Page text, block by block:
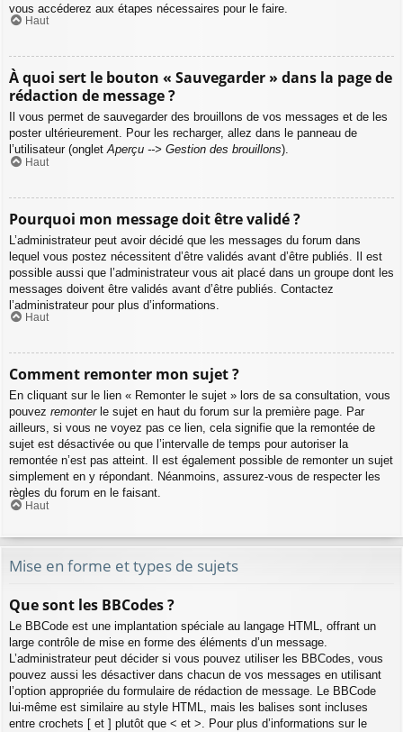
vous accéderez aux étapes nécessaires pour le faire.
Haut
À quoi sert le bouton « Sauvegarder » dans la page de
rédaction de message ?
Il vous permet de sauvegarder des brouillons de vos messages et de les
poster ultérieurement. Pour les recharger, allez dans le panneau de
l’utilisateur (ongletAperçu --> Gestion des brouillons).
Haut
Pourquoi mon message doit être validé ?
L’administrateur peut avoir décidé que les messages du forum dans
lequel vous postez nécessitent d’être validés avant d’être publiés. Il est
possible aussi que l’administrateur vous ait placé dans un groupe dont les
messages doivent être validés avant d’être publiés. Contactez
l’administrateur pour plus d’informations.
Haut
Comment remonter mon sujet ?
En cliquant sur le lien « Remonter le sujet » lors de sa consultation, vous
pouvez remonterle sujet en haut du forum sur la première page. Par
ailleurs, si vous ne voyez pas ce lien, cela signifie que la remontée de
sujet est désactivée ou que l’intervalle de temps pour autoriser la
remontée n’est pas atteint. Il est également possible de remonter un sujet
simplement en y répondant. Néanmoins, assurez-vous de respecter les
règles du forum en le faisant.
Haut
Mise en forme et types de sujets
Que sont les BBCodes ?
Le BBCode est une implantation spéciale au langage HTML, offrant un
large contrôle de mise en forme des éléments d’un message.
L’administrateur peut décider si vous pouvez utiliser les BBCodes, vous
pouvez aussi les désactiver dans chacun de vos messages en utilisant
l’option appropriée du formulaire de rédaction de message. Le BBCode
lui-même est similaire au style HTML, mais les balises sont incluses
entre crochets [ et ] plutôt que < et >. Pour plus d’informations sur le